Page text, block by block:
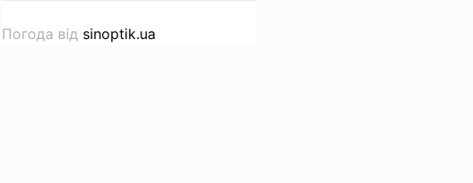
Погода від sinoptik.ua